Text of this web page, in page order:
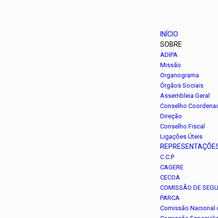
INÍCIO
SOBRE
ADIPA
Missão
Organograma
Órgãos Sociais
Assembleia Geral
Conselho
Direção
Conselho Fiscal
Ligações Úteis
C.C.P
CAGERE
CECOA
COMISSÃO DE
PARCA
Comissão Nacional